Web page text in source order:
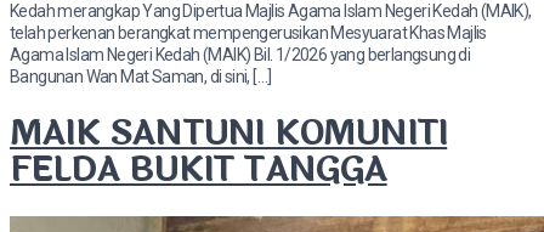
Kedah merangkap Yang Dipertua Majlis Agama Islam Negeri Kedah (MAIK),
telah perkenan berangkat mempengerusikan Mesyuarat Khas Majlis
Agama Islam Negeri Kedah (MAIK) Bil. 1/2026 yang berlangsung di
Bangunan Wan Mat Saman, di sini, […]
MAIK SANTUNI KOMUNITI
FELDA BUKIT TANGGA